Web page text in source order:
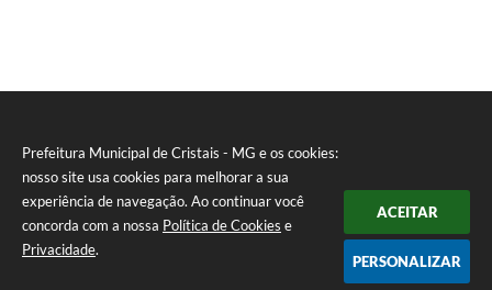
Prefeitura Municipal de Cristais - MG e os cookies:
nosso site usa cookies para melhorar a sua
experiência de navegação. Ao continuar você
concorda com a nossa Política de Cookies e
Privacidade.
ACEITAR
PERSONALIZAR